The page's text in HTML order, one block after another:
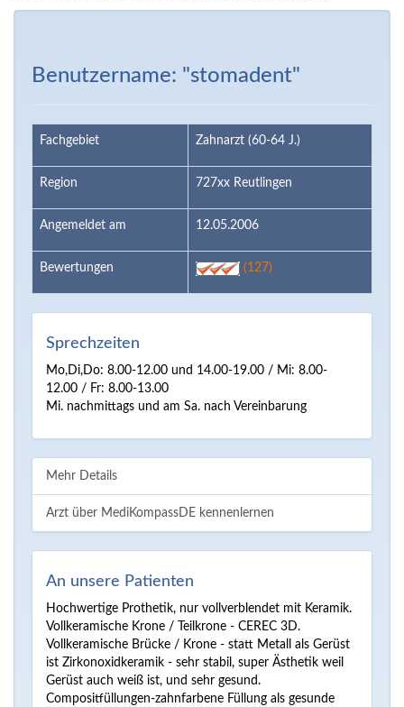
Benutzername: "stomadent"
Fachgebiet Zahnarzt (60-64 J.)
Region 727xx Reutlingen
Angemeldet am 12.05.2006
Bewertungen (127)
Sprechzeiten
Mo,Di,Do: 8.00-12.00 und 14.00-19.00 / Mi: 8.00-
12.00 / Fr: 8.00-13.00
Mi. nachmittags und am Sa. nach Vereinbarung
Mehr Details
Arzt über MediKompassDE kennenlernen
An unsere Patienten
Hochwertige Prothetik, nur vollverblendet mit Keramik.
Vollkeramische Krone / Teilkrone - CEREC 3D.
Vollkeramische Brücke / Krone - statt Metall als Gerüst
ist Zirkonoxidkeramik - sehr stabil, super Ästhetik weil
Gerüst auch weiß ist, und sehr gesund.
Compositfüllungen-zahnfarbene Füllung als gesunde